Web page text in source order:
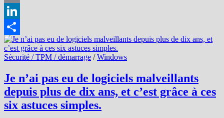
Email
LinkedIn
Partager
Sécurité / TPM / démarrage /Windows
Je n’ai pas eu de logiciels malveillants
depuis plus de dix ans, et c’est grâce à ces
six astuces simples.